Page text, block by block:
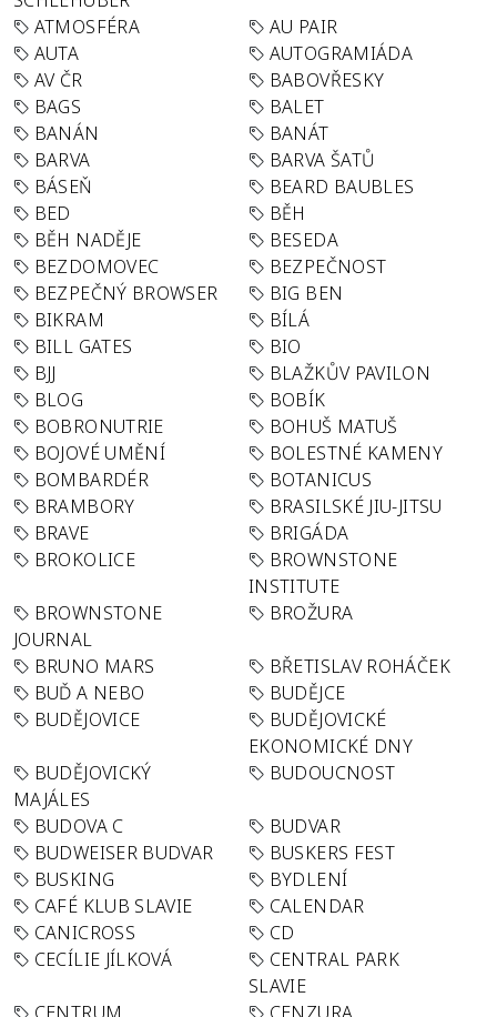
ATMOSFÉRA
AU PAIR
AUTA
AUTOGRAMIÁDA
AV ČR
BABOVŘESKY
BAGS
BALET
BANÁN
BANÁT
BARVA
BARVA ŠATŮ
BÁSEŇ
BEARD BAUBLES
BED
BĚH
BĚH NADĚJE
BESEDA
BEZDOMOVEC
BEZPEČNOST
BEZPEČNÝ BROWSER
BIG BEN
BIKRAM
BÍLÁ
BILL GATES
BIO
BJJ
BLAŽKŮV PAVILON
BLOG
BOBÍK
BOBRONUTRIE
BOHUŠ MATUŠ
BOJOVÉ UMĚNÍ
BOLESTNÉ KAMENY
BOMBARDÉR
BOTANICUS
BRAMBORY
BRASILSKÉ JIU-JITSU
BRAVE
BRIGÁDA
BROKOLICE
BROWNSTONE
INSTITUTE
BROWNSTONE
JOURNAL
BROŽURA
BRUNO MARS
BŘETISLAV ROHÁČEK
BUĎ A NEBO
BUDĚJCE
BUDĚJOVICE
BUDĚJOVICKÉ
EKONOMICKÉ DNY
BUDĚJOVICKÝ
MAJÁLES
BUDOUCNOST
BUDOVA C
BUDVAR
BUDWEISER BUDVAR
BUSKERS FEST
BUSKING
BYDLENÍ
CAFÉ KLUB SLAVIE
CALENDAR
CANICROSS
CD
CECÍLIE JÍLKOVÁ
CENTRAL PARK
SLAVIE